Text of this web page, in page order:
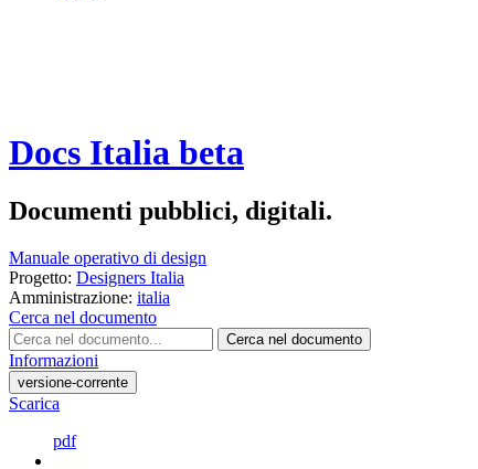
Docs Italia beta
Documenti pubblici, digitali.
Manuale operativo di design
Progetto: Designers Italia
Amministrazione: italia
Cerca nel documento
Cerca nel documento
Informazioni
versione-corrente
Scarica
pdf